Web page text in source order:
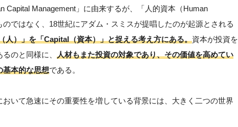
Capital Management」に由来するが、「人的資本（Human
ではなく、18世紀にアダム・スミスが提唱したのが起源とされる
人）」を「Capital（資本）」と捉える考え方にある。資本が投資を
のと同様に、 人材もまた投資の対象であり、その価値を高めてい
基本的な思想である。
いて急速にその重要性を増している背景には、大きく二つの世界